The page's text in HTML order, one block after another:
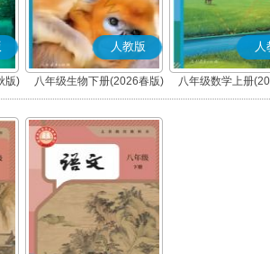
版)
人教版
八年级生物下册(2026春版)
人
八年级数学上册